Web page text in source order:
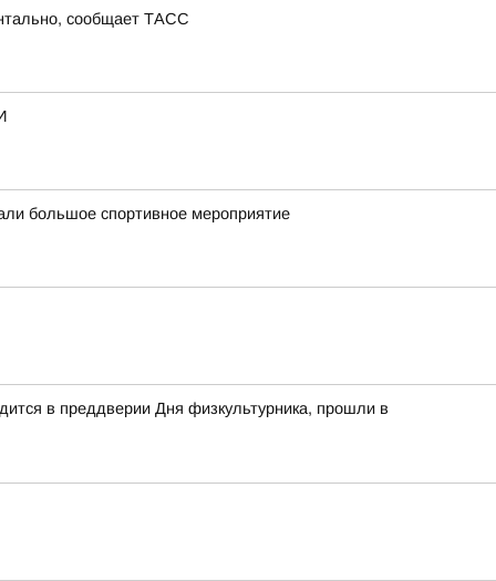
сообщает ТАСС
большое спортивное мероприятие
в преддверии Дня физкультурника, прошли в